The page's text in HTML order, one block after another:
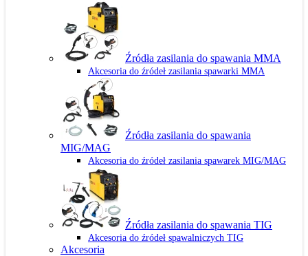
Źródła zasilania do spawania MMA
Akcesoria do źródeł zasilania spawarki MMA
Źródła zasilania do spawania
MIG/MAG
Akcesoria do źródeł zasilania spawarek MIG/MAG
Źródła zasilania do spawania TIG
Akcesoria do źródeł spawalniczych TIG
Akcesoria